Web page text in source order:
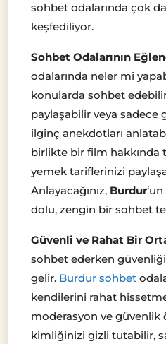
sohbet odalarında çok
keşfediliyor.
Sohbet Odalarının
odalarında neler mi
konularda sohbet
paylaşabilir veya sadece
ilginç anekdotları
birlikte bir film hakkında
yemek tariflerinizi
Anlayacağınız, Burdur
dolu, zengin bir sohbet
Güvenli ve Rahat Bir
sohbet ederken
gelir. Burdur sohbet
kendilerini rahat
moderasyon ve güvenlik
kimliğinizi gizli tutabilir,